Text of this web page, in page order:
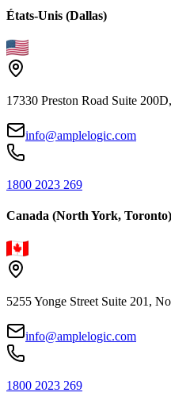
États-Unis (Dallas)
17330 Preston Road Suite
info@amplelogic.com
1800 2023 269
Canada (North York, Toronto)
5255 Yonge Street Suite 201,
info@amplelogic.com
1800 2023 269